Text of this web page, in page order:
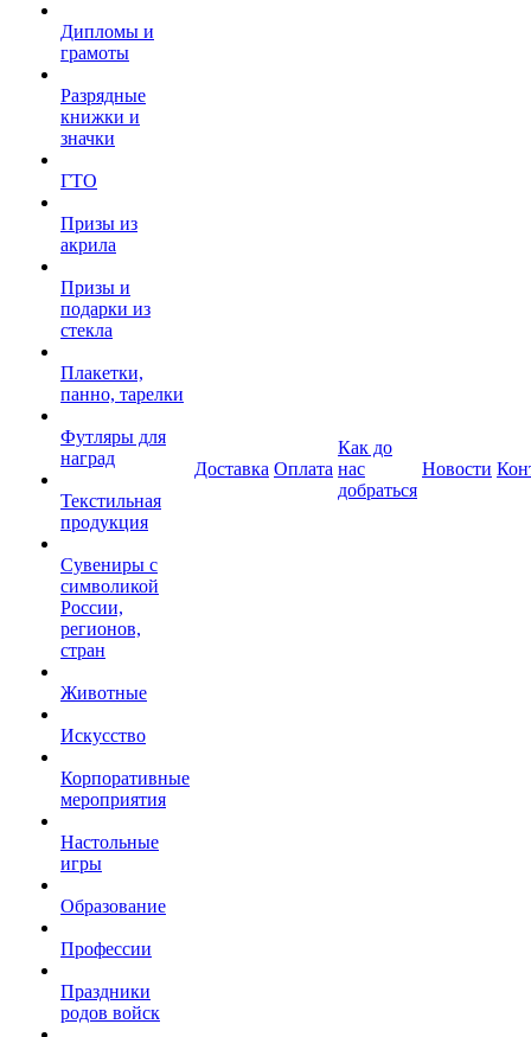
Дипломы и
грамоты
Разрядные
книжки и
значки
ГТО
Призы из
акрила
Призы и
подарки из
стекла
Плакетки,
панно, тарелки
Футляры для
наград
Текстильная
продукция
Сувениры с
символикой
России,
регионов,
стран
Животные
Искусство
Корпоративные
мероприятия
Настольные
игры
Образование
Профессии
Праздники
родов войск
Доставка Оплата
Как до
нас
добраться
Новости